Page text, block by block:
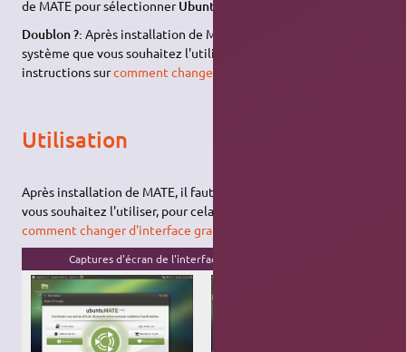
de MATE pour sélectionnerUbuntu MATE
Doublon ?: Après installation de MATE, il faut indiquer à votre
système que vous souhaitez l'utiliser, pour cela suivez les
instructions surcomment changer d'interface graphique
Utilisation
Après installation de MATE, il faut indiquer à votre système que
vous souhaitez l'utiliser, pour cela suivez les instructions sur
comment changer d'interface graphique
Captures d'écran de l'interface de Ubuntu Mate 17.04